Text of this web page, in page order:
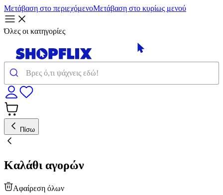
Μετάβαση στο περιεχόμενοΜετάβαση στο κυρίως μενού
Όλες οι κατηγορίες
Πίσω
Καλάθι αγορών
Αφαίρεση όλων